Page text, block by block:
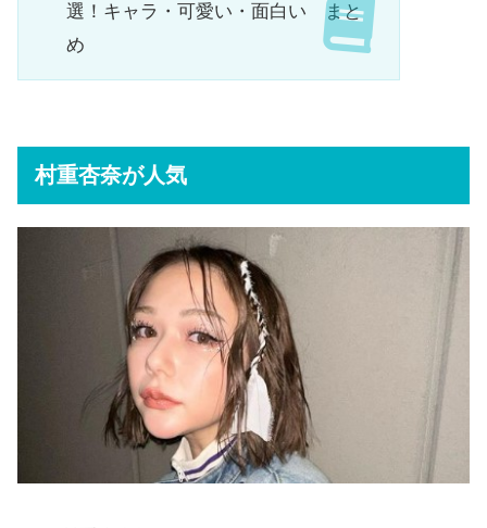
選！キャラ・可愛い・面白い まと
め
村重杏奈が人気